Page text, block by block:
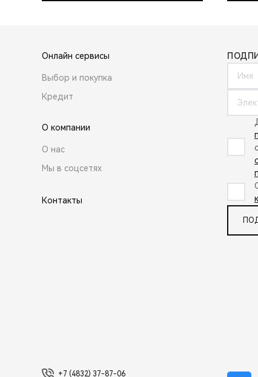
Онлайн сервисы
Выбор и покупка
Кредит
О компании
О нас
Мы в соцсетях
Контакты
+7 (4832) 37-87-06